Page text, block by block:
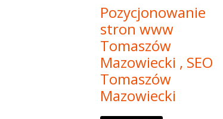
Pozycjonowanie
stron www
Tomaszów
Mazowiecki , SEO
Tomaszów
Mazowiecki